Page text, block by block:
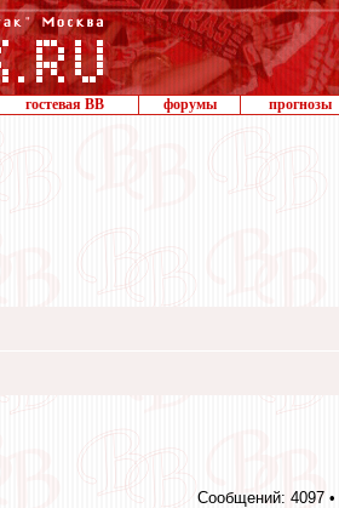
гостевая ВВ форумы прогнозы
Сообщений: 4097 •